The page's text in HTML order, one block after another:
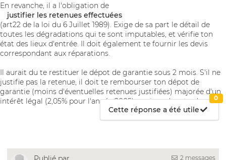
En revanche, il a l'obligation de
justifier les retenues effectuées
(art22 de la loi du 6 Juillet 1989). Exige de sa part le détail de
toutes les dégradations qui te sont imputables, et vérifie ton
état des lieux d'entrée. Il doit également te fournir les devis
correspondant aux réparations.
Il aurait du te restituer le dépot de garantie sous 2 mois. S'il ne
justifie pas la retenue, il doit te rembourser ton dépot de
garantie (moins d'éventuelles retenues justifiées) majorée d'un
intérêt légal (2,05% pour l'année 2005) par jour de retard.
Cette réponse a été utile
0
2 messages